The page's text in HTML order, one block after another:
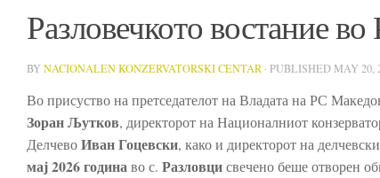
Разловечкото востание
BY NACIONALEN KONZERVATORSKI CENTAR · PUBLISHED MAY 20,
Во присуство на претседателот на Владата на РС
Зоран Љутков, директорот на Националниот
ДелчевоИван Гоцевски, како и директорот на
мај 2026 годинаво с. Разловцисвечено беше отворен